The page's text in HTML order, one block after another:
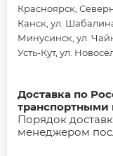
Красноярск,
Канск, ул.
Минусинск, ул.
Усть-Кут, ул.
Доставка по
Порядок
менеджером